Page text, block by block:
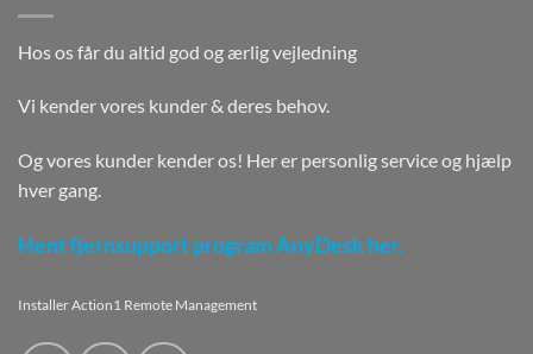
Hos os får du altid god og ærlig vejledning
Vi kender vores kunder & deres behov.
Og vores kunder kender os! Her er personlig service og hjælp
hver gang.
Hent fjernsupport program AnyDesk her.
Installer Action1 Remote Management